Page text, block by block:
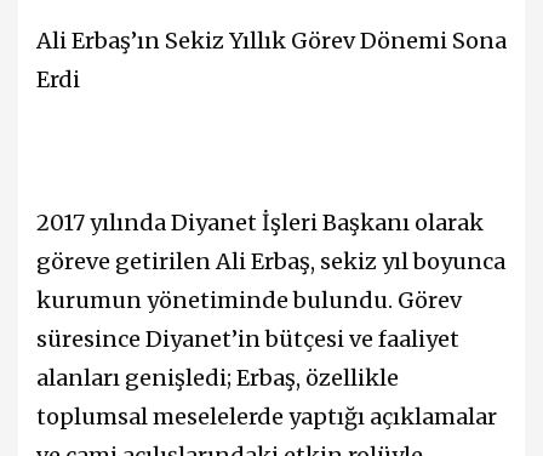
Ali Erbaş’ın Sekiz Yıllık Görev Dönemi Sona
Erdi
2017 yılında Diyanet İşleri Başkanı olarak
göreve getirilen Ali Erbaş, sekiz yıl boyunca
kurumun yönetiminde bulundu. Görev
süresince Diyanet’in bütçesi ve faaliyet
alanları genişledi; Erbaş, özellikle
toplumsal meselelerde yaptığı açıklamalar